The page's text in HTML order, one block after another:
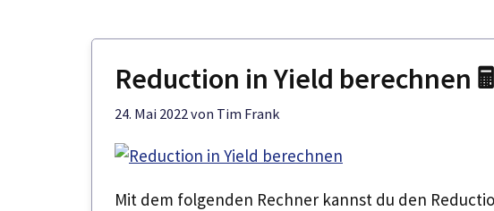
Reduction in Yield berechnen 🖩
24. Mai 2022von Tim Frank
Mit dem folgenden Rechner kannst du den